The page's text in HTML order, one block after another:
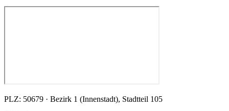
PLZ: 50679 · Bezirk 1 (Innenstadt), Stadtteil 105